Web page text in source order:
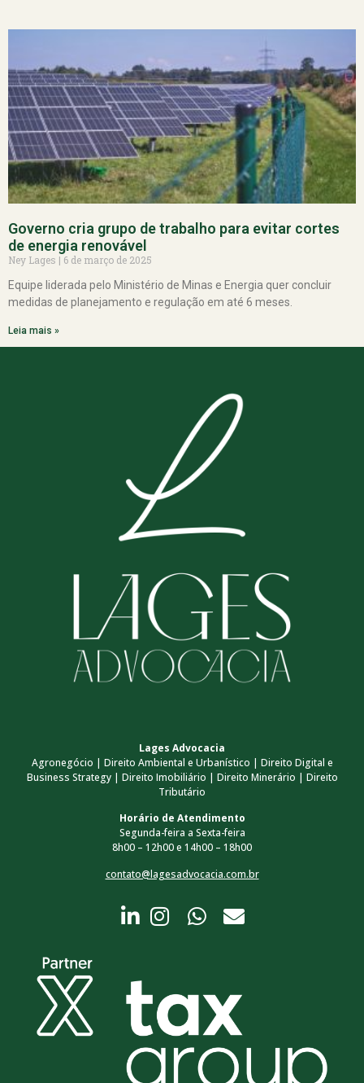
Governo cria grupo de trabalho para evitar cortes
de energia renovável
Ney Lages
6 de março de 2025
Equipe liderada pelo Ministério de Minas e Energia quer concluir
medidas de planejamento e regulação em até 6 meses.
Leia mais »
Lages Advocacia
Agronegócio | Direito Ambiental e Urbanístico | Direito Digital e
Business Strategy | Direito Imobiliário | Direito Minerário | Direito
Tributário
Horário de Atendimento
Segunda-feira a Sexta-feira
8h00 – 12h00 e 14h00 – 18h00
contato@lagesadvocacia.com.br